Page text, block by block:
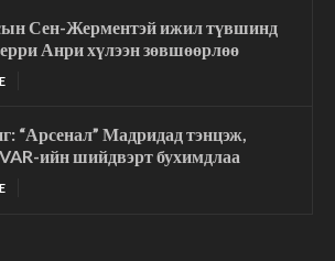
Сен-Жерментэй ижил түвшинд
Анри хүлээн зөвшөөрлөө
“Арсенал” Мадридад тэнцэж,
ийн шийдвэрт бухимдлаа